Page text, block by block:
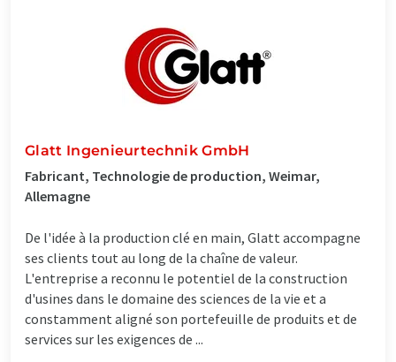
Glatt Ingenieurtechnik GmbH
Fabricant, Technologie de production, Weimar,
Allemagne
De l'idée à la production clé en main, Glatt accompagne
ses clients tout au long de la chaîne de valeur.
L'entreprise a reconnu le potentiel de la construction
d'usines dans le domaine des sciences de la vie et a
constamment aligné son portefeuille de produits et de
services sur les exigences de ...